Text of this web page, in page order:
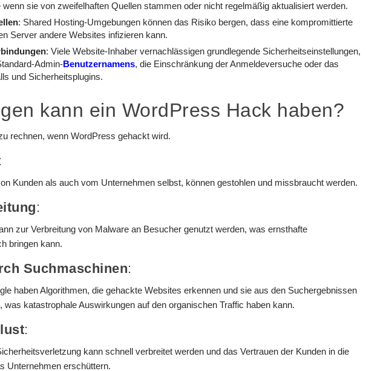
wenn sie von zweifelhaften Quellen stammen oder nicht regelmäßig aktualisiert werden.
: Shared Hosting-Umgebungen können das Risiko bergen, dass eine kompromittierte
Server andere Websites infizieren kann.
: Viele Website-Inhaber vernachlässigen grundlegende Sicherheitseinstellungen,
Admin-Benutzernamens, die Einschränkung der Anmeldeversuche oder das
und Sicherheitsplugins.
kann ein WordPress Hack haben?
rechnen, wenn WordPress gehackt wird.
:
Kunden als auch vom Unternehmen selbst, können gestohlen und missbraucht werden.
:
zur Verbreitung von Malware an Besucher genutzt werden, was ernsthafte
bringen kann.
Suchmaschinen:
haben Algorithmen, die gehackte Websites erkennen und sie aus den Suchergebnissen
was katastrophale Auswirkungen auf den organischen Traffic haben kann.
:
kann schnell verbreitet werden und das Vertrauen der Kunden in die
Unternehmen erschüttern.